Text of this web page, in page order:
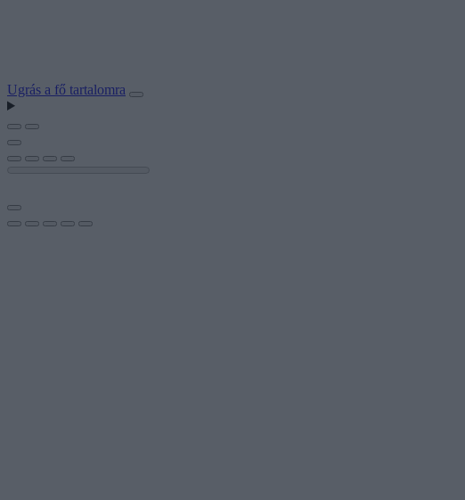
Ugrás a fő tartalomra